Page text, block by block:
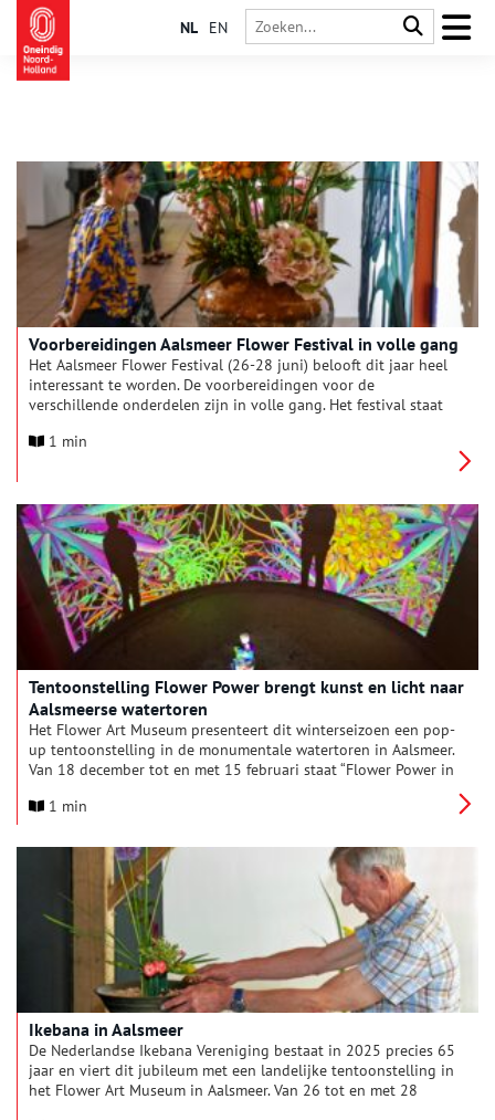
NL EN
Voorbereidingen Aalsmeer Flower Festival in volle gang
Het Aalsmeer Flower Festival (26-28 juni) belooft dit jaar heel
interessant te worden. De voorbereidingen voor de
verschillende onderdelen zijn in volle gang. Het festival staat
relatie tussen bloemen en kunst. Een kleine greep uit wat de
1 min
Tentoonstelling Flower Power brengt kunst en licht naar
Aalsmeerse watertoren
Het Flower Art Museum presenteert dit winterseizoen een pop-
up tentoonstelling in de monumentale watertoren in Aalsmeer.
Van 18 december tot en met 15 februari staat “Flower Power in
een unieke plek waar de hoogte, akoestiek en karakteristieke
1 min
Ikebana in Aalsmeer
De Nederlandse Ikebana Vereniging bestaat in 2025 precies 65
jaar en viert dit jubileum met een landelijke tentoonstelling in
het Flower Art Museum in Aalsmeer. Van 26 tot en met 28